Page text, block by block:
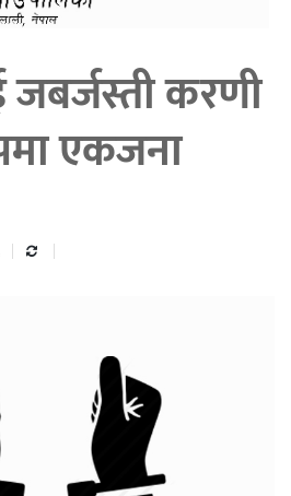
जबर्जस्ती करणी
एकजना